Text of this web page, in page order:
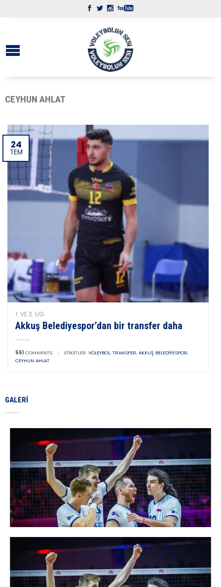
CEYHUN AHLAT
24
TEM
1. VE 2. LIG
Akkuş Belediyespor’dan bir transfer daha
551 COMMENTS | ETIKETLER: VOLEYBOL, TRANSFER, AKKUŞ BELEDIYESPOR,
CEYHUN AHLAT
GALERI